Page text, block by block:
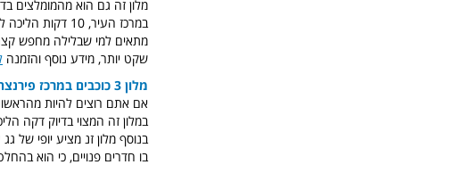
מתאים למי שבלילה מחפש
שקט יותר, מידע נוסף והזמנה
מלון 3 כוכבים במרכז פירנצה
אם אתם רוצים להיות
בנוסף מלון זנ מציע יופי
בו חדרים פנויים, כי הוא